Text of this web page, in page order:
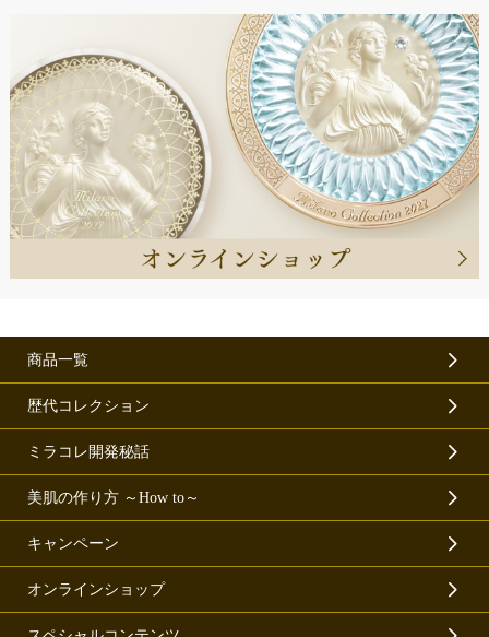
商品一覧
歴代コレクション
ミラコレ開発秘話
美肌の作り方 ～How to～
キャンペーン
オンラインショップ